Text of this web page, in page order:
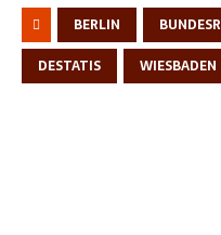
BERLIN
DESTATIS
WIESBADEN